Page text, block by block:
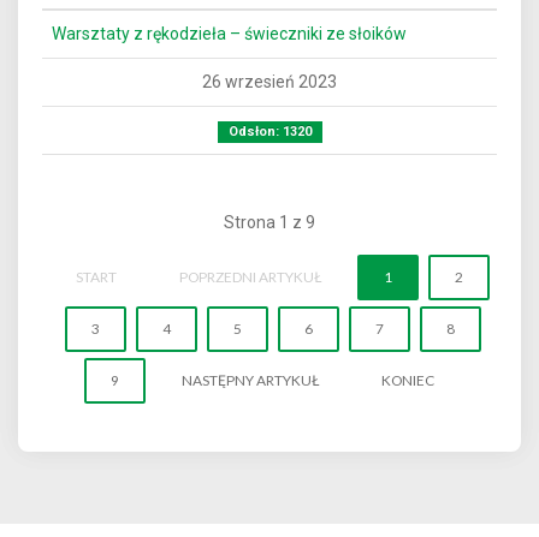
Warsztaty z rękodzieła – świeczniki ze słoików
26 wrzesień 2023
Odsłon: 1320
Strona 1 z 9
START POPRZEDNI ARTYKUŁ 1 2
3 4 5 6 7 8
9 NASTĘPNY ARTYKUŁ KONIEC